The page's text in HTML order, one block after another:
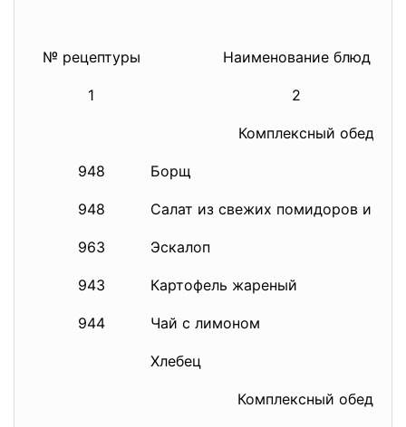
№ рецептуры Наименование блюд
1 2
Комплексный обед № 1
948 Борщ
948 Салат из свежих помидоров и
963 Эскалоп
943 Картофель жареный
944 Чай с лимоном
Хлебец
Комплексный обед № 2